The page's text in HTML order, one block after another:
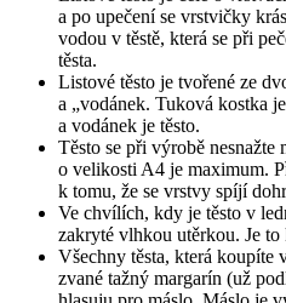
a po upečení se vrstvičky
vodou v těstě, která se při
těsta.
Listové těsto je tvořené ze
a „vodánek. Tuková kostka
a vodánek je těsto.
Těsto se při výrobě nesnažte
o velikosti A4 je maximum.
k tomu, že se vrstvy spíjí
Ve chvílích, kdy je těsto v
zakryté vlhkou utěrkou. Je
Všechny těsta, která koupíte
zvané tažný margarín (už